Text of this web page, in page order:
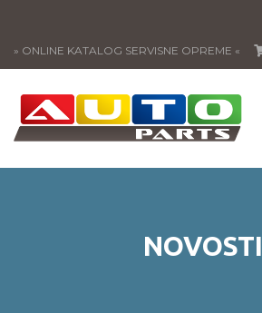
» ONLINE KATALOG SERVISNE OPREME «
NOVOSTI